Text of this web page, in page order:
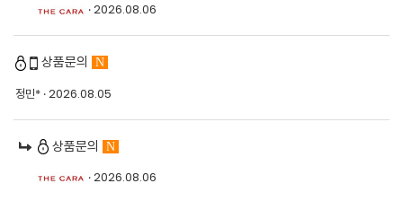
· 2026.08.06
상품문의 N
정민* · 2026.08.05
상품문의 N
· 2026.08.06